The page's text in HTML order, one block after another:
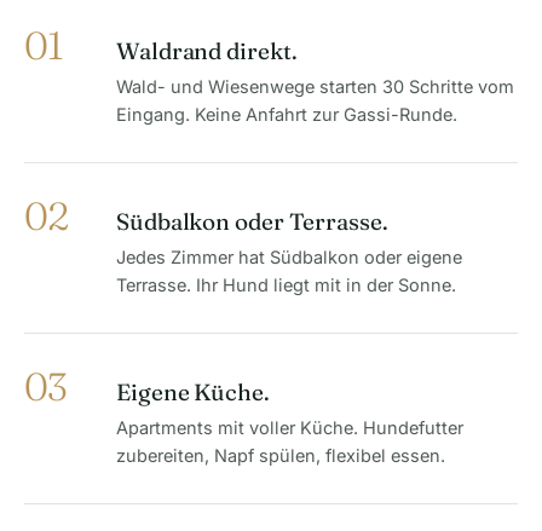
01 Waldrand direkt.
Wald- und Wiesenwege starten 30 Schritte vom
Eingang. Keine Anfahrt zur Gassi-Runde.
02 Südbalkon oder Terrasse.
Jedes Zimmer hat Südbalkon oder eigene
Terrasse. Ihr Hund liegt mit in der Sonne.
03 Eigene Küche.
Apartments mit voller Küche. Hundefutter
zubereiten, Napf spülen, flexibel essen.